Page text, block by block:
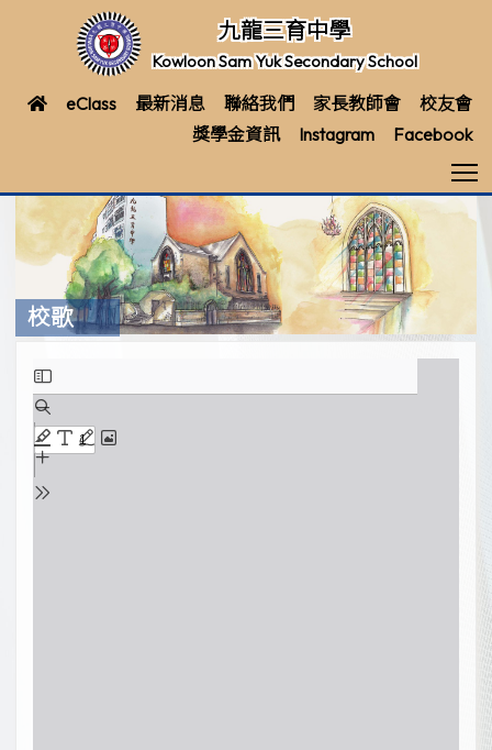
九龍三育中學
Kowloon Sam Yuk Secondary School
eClass 最新消息 聯絡我們 家長教師會
校友會
獎學金資訊
Instagram Facebook
校歌